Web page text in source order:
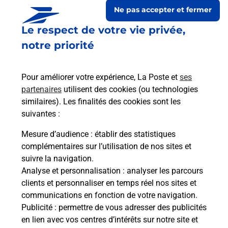
Le respect de votre vie privée,
notre priorité
Pour améliorer votre expérience, La Poste et ses
partenaires utilisent des cookies (ou technologies
similaires). Les finalités des cookies sont les
suivantes :
Mesure d’audience : établir des statistiques
complémentaires sur l’utilisation de nos sites et
suivre la navigation.
Analyse et personnalisation : analyser les parcours
clients et personnaliser en temps réel nos sites et
communications en fonction de votre navigation.
Publicité : permettre de vous adresser des publicités
en lien avec vos centres d’intérêts sur notre site et
Ne pas accepter et fermer
Prochaine collecte du courrierlundià 09h00
11 Rue Du Schlossberg
68340 Zellenberg
Itinéraire
Le lien s'ouvre dans un nouvel onglet